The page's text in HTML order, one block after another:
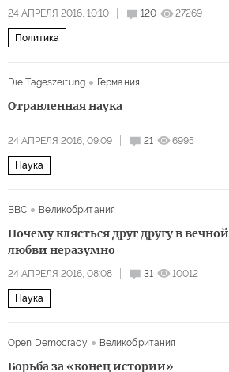
24 АПРЕЛЯ 2016, 10:10 120 27269
Политика
Die Tageszeitung Германия
Отравленная наука
24 АПРЕЛЯ 2016, 09:09 21 6995
Наука
BBC Великобритания
Почему клясться друг другу в вечной
любви неразумно
24 АПРЕЛЯ 2016, 08:08 31 10012
Наука
Open Democracy Великобритания
Борьба за «конец истории»